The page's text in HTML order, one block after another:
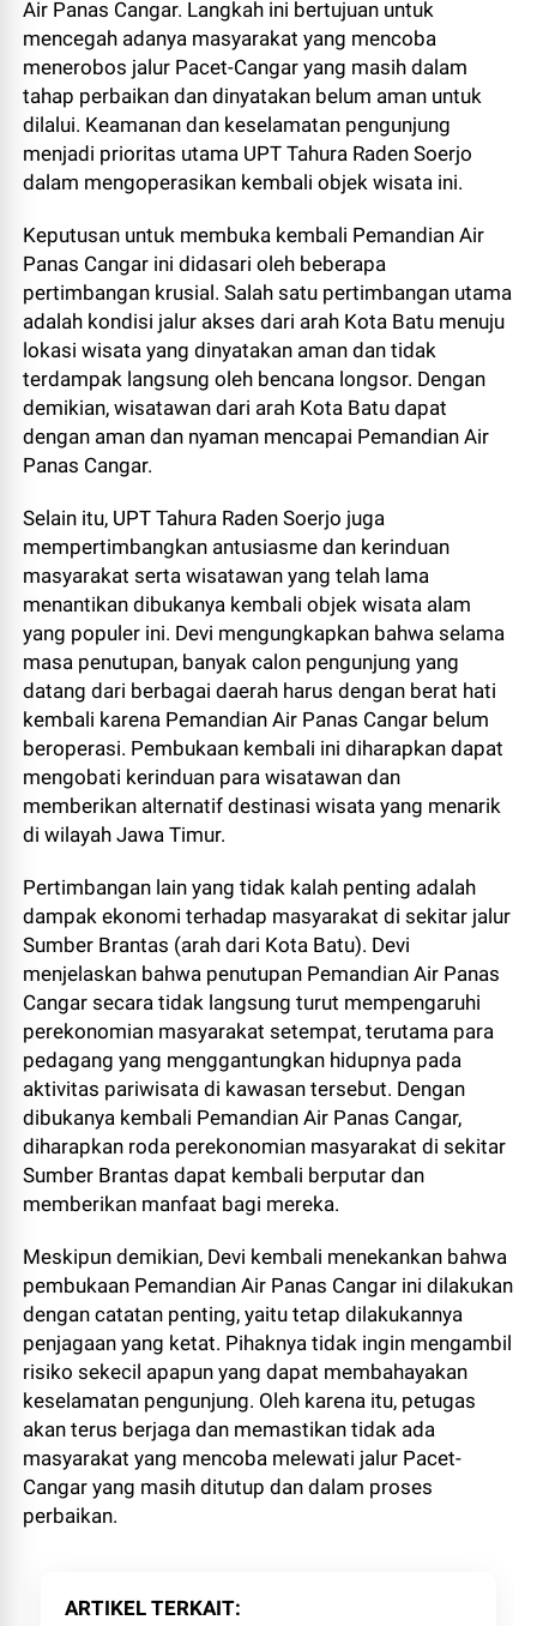
Air Panas Cangar. Langkah ini bertujuan untuk
mencegah adanya masyarakat yang mencoba
menerobos jalur Pacet-Cangar yang masih dalam
tahap perbaikan dan dinyatakan belum aman untuk
dilalui. Keamanan dan keselamatan pengunjung
menjadi prioritas utama UPT Tahura Raden Soerjo
dalam mengoperasikan kembali objek wisata ini.
Keputusan untuk membuka kembali Pemandian Air
Panas Cangar ini didasari oleh beberapa
pertimbangan krusial. Salah satu pertimbangan utama
adalah kondisi jalur akses dari arah Kota Batu menuju
lokasi wisata yang dinyatakan aman dan tidak
terdampak langsung oleh bencana longsor. Dengan
demikian, wisatawan dari arah Kota Batu dapat
dengan aman dan nyaman mencapai Pemandian Air
Panas Cangar.
Selain itu, UPT Tahura Raden Soerjo juga
mempertimbangkan antusiasme dan kerinduan
masyarakat serta wisatawan yang telah lama
menantikan dibukanya kembali objek wisata alam
yang populer ini. Devi mengungkapkan bahwa selama
masa penutupan, banyak calon pengunjung yang
datang dari berbagai daerah harus dengan berat hati
kembali karena Pemandian Air Panas Cangar belum
beroperasi. Pembukaan kembali ini diharapkan dapat
mengobati kerinduan para wisatawan dan
memberikan alternatif destinasi wisata yang menarik
di wilayah Jawa Timur.
Pertimbangan lain yang tidak kalah penting adalah
dampak ekonomi terhadap masyarakat di sekitar jalur
Sumber Brantas (arah dari Kota Batu). Devi
menjelaskan bahwa penutupan Pemandian Air Panas
Cangar secara tidak langsung turut mempengaruhi
perekonomian masyarakat setempat, terutama para
pedagang yang menggantungkan hidupnya pada
aktivitas pariwisata di kawasan tersebut. Dengan
dibukanya kembali Pemandian Air Panas Cangar,
diharapkan roda perekonomian masyarakat di sekitar
Sumber Brantas dapat kembali berputar dan
memberikan manfaat bagi mereka.
Meskipun demikian, Devi kembali menekankan bahwa
pembukaan Pemandian Air Panas Cangar ini dilakukan
dengan catatan penting, yaitu tetap dilakukannya
penjagaan yang ketat. Pihaknya tidak ingin mengambil
risiko sekecil apapun yang dapat membahayakan
keselamatan pengunjung. Oleh karena itu, petugas
akan terus berjaga dan memastikan tidak ada
masyarakat yang mencoba melewati jalur Pacet-
Cangar yang masih ditutup dan dalam proses
perbaikan.
ARTIKEL TERKAIT